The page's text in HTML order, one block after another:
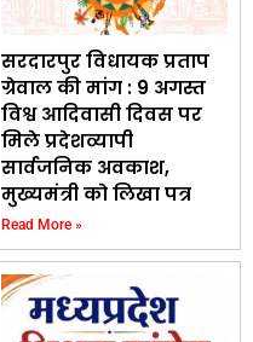
सरदारपुर विधायक प्रताप
ग्रेवाल की मांग : 9 अगस्त
विश्व आदिवासी दिवस पर
मिले प्रदेशव्यापी
सार्वजनिक अवकाश,
मुख्यमंत्री को लिखा पत्र
Read More »